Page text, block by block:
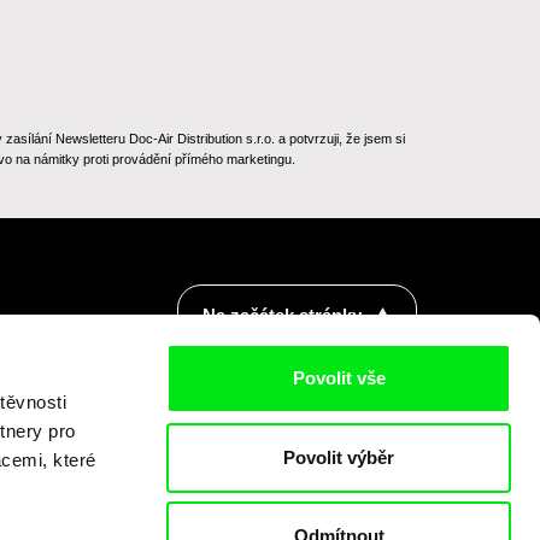
pro
které
Povolit vše
Povolit výběr
Odmítnout
Newsletteru Doc-Air Distribution s.r.o. a potvrzuji, že jsem si
na námitky proti provádění přímého marketingu.
Na začátek stránky